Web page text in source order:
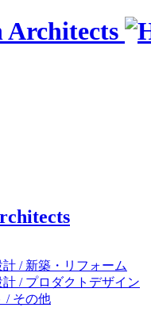
/ 新築・リフォーム
/ プロダクトデザイン
/ その他